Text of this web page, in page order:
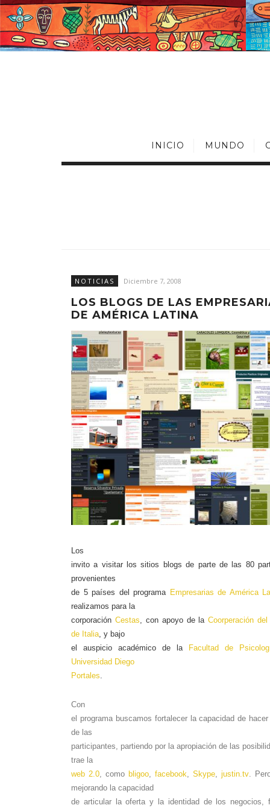
INICIO MUNDO
NOTICIAS Diciembre 7, 2008
LOS BLOGS DE LAS
DE AMÉRICA LATINA
Los
invito a visitar los sitios blogs de parte de las 80
provenientes
de 5 países del programa Empresarias de América
realizamos para la
corporación Cestas , con apoyo de laCoorperación
de Italia , y bajo
el auspicio académico de la
Facultad de
Universidad Diego
Portales
Con
el programa buscamos fortalecer la capacidad de
de las
participantes, partiendo por la apropiación de las
trae la
web 2.0 , como bligoo facebook Skype justin.tv .
mejorando la capacidad
de articular la oferta y la identidad de los negocios,